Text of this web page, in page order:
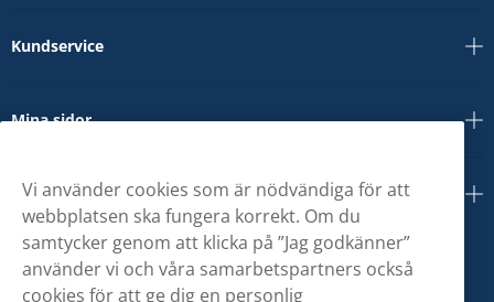
Kundservice
Mina sidor
Om oss
Vi använder cookies som är nödvändiga för att
webbplatsen ska fungera korrekt. Om du
samtycker genom att klicka på ”Jag godkänner”
använder vi och våra samarbetspartners också
cookies för att ge dig en personlig